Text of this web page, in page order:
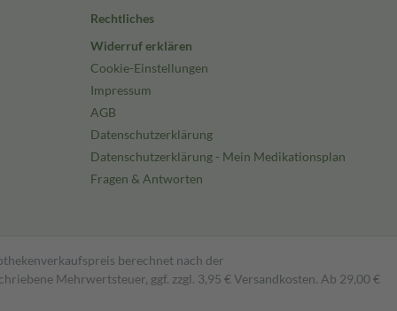
Rechtliches
Widerruf erklären
Cookie-Einstellungen
Impressum
AGB
Datenschutzerklärung
Datenschutzerklärung - Mein Medikationsplan
Fragen & Antworten
berechnet nach der
Mehrwertsteuer, ggf. zzgl. 3,95 € Versandkosten. Ab 29,00 €